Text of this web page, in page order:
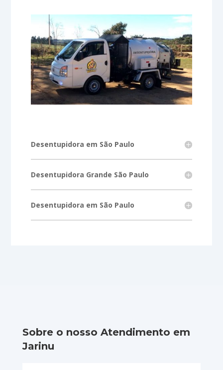
Desentupidora em São Paulo
Desentupidora Grande São Paulo
Desentupidora em São Paulo
Sobre o nosso Atendimento em
Jarinu